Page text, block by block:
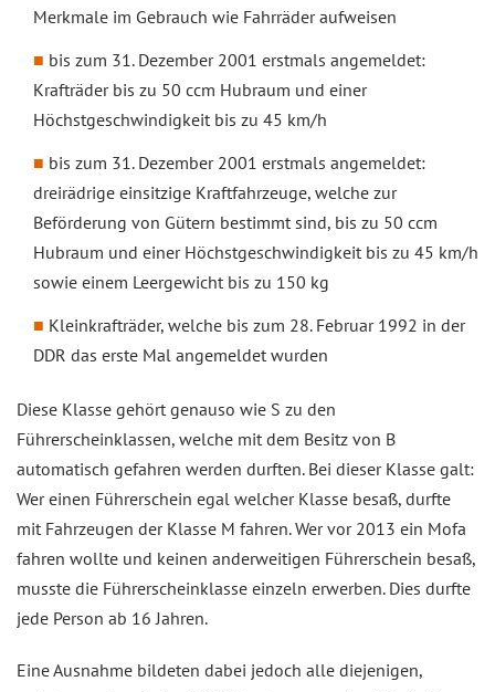
Merkmale im Gebrauch wie Fahrräder aufweisen
bis zum 31. Dezember 2001 erstmals angemeldet:
Krafträder bis zu 50 ccm Hubraum und einer
Höchstgeschwindigkeit bis zu 45 km/h
bis zum 31. Dezember 2001 erstmals angemeldet:
dreirädrige einsitzige Kraftfahrzeuge, welche zur
Beförderung von Gütern bestimmt sind, bis zu 50 ccm
Hubraum und einer Höchstgeschwindigkeit bis zu 45 km/h
sowie einem Leergewicht bis zu 150 kg
Kleinkrafträder, welche bis zum 28. Februar 1992 in der
DDR das erste Mal angemeldet wurden
Diese Klasse gehört genauso wie S zu den
Führerscheinklassen, welche mit dem Besitz von B
automatisch gefahren werden durften. Bei dieser Klasse galt:
Wer einen Führerschein egal welcher Klasse besaß, durfte
mit Fahrzeugen der Klasse M fahren. Wer vor 2013 ein Mofa
fahren wollte und keinen anderweitigen Führerschein besaß,
musste die Führerscheinklasse einzeln erwerben. Dies durfte
jede Person ab 16 Jahren.
Eine Ausnahme bildeten dabei jedoch alle diejenigen,